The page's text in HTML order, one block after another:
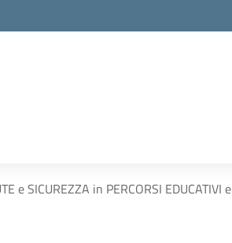
e SICUREZZA in PERCORSI EDUCATIVI